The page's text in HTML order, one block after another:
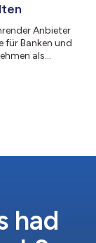
Anbieter
Banken und
als
unterstreicht
had